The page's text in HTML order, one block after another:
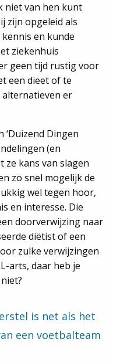
niet van hen kunt
zijn opgeleid als
en kunde
ziekenhuis
geen tijd rustig voor
een dieet of te
er
‘Duizend Dingen
(en
ze kans van slagen
zo snel mogelijk de
wel tegen hoor,
en interesse. Die
doorverwijzing naar
diëtist of een
zulke verwijzingen
arts, daar heb je
is net als het
een voetbalteam